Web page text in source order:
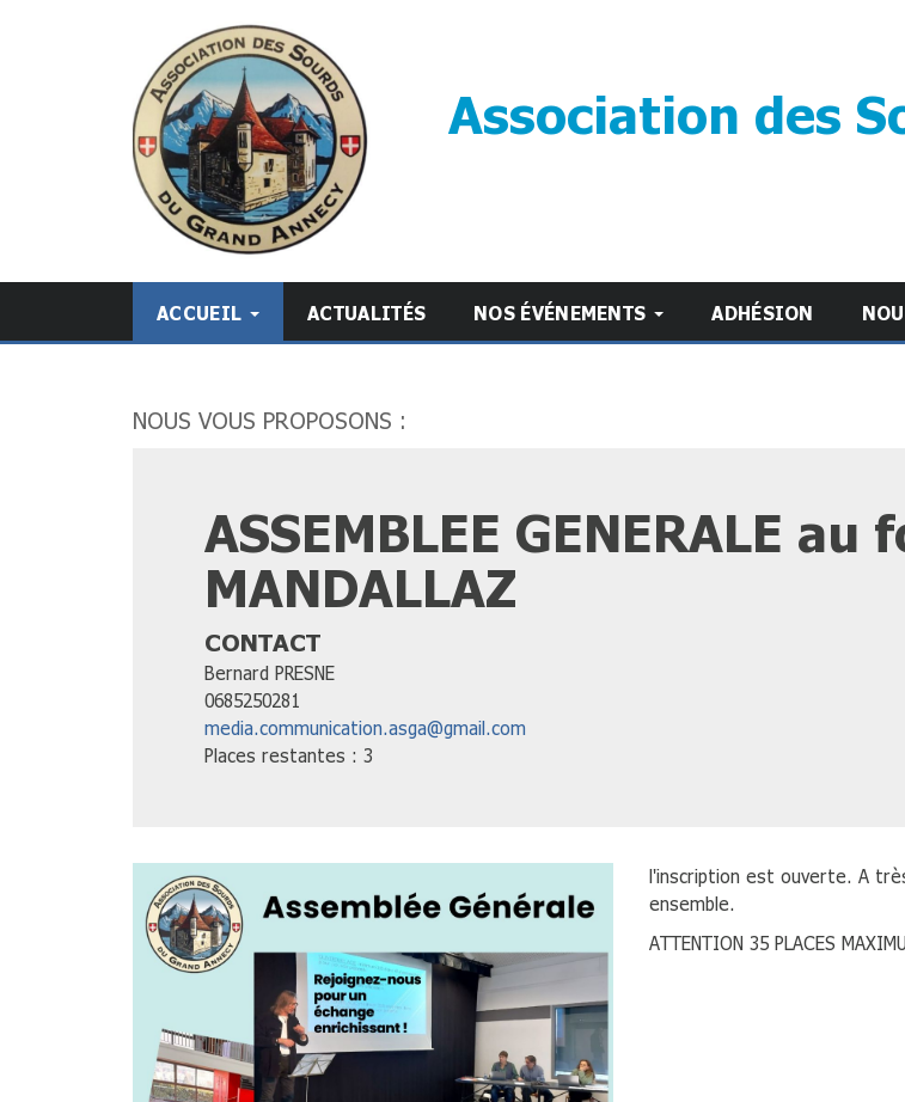
Association des
ACCUEIL ACTUALITÉS NOS ÉVÉNEMENTS ADHÉSION
NOUS VOUS PROPOSONS :
ASSEMBLEE GENERALE au
MANDALLAZ
CONTACT
Bernard PRESNE
0685250281
media.communication.asga@gmail.com
Places restantes : 3
l'inscription est ouverte. A
ensemble.
ATTENTION 35 PLACES